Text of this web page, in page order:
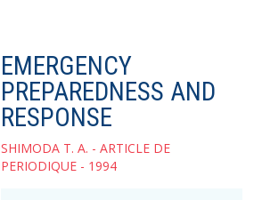
EMERGENCY
PREPAREDNESS AND
RESPONSE
SHIMODA T. A. - ARTICLE DE
PERIODIQUE - 1994